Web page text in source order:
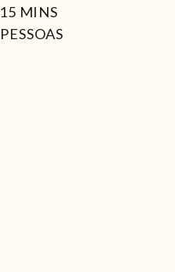
15MIN
MINS
PESSOAS